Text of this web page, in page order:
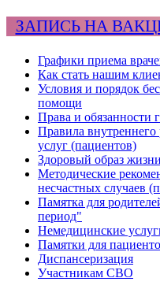
ЗАПИСЬ НА
Графики приема
Как стать нашим
Условия и порядок
помощи
Права и обязанности
Правила внутреннего
услуг (пациентов)
Здоровый образ жизни
Методические
несчастных случаев
Памятка для
период"
Немедицинские
Памятки для
Диспансеризация
Участникам СВО